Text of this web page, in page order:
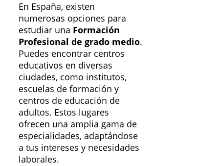
En España, existen
numerosas opciones para
estudiar una Formación
Profesional de grado medio.
Puedes encontrar centros
educativos en diversas
ciudades, como institutos,
escuelas de formación y
centros de educación de
adultos. Estos lugares
ofrecen una amplia gama de
especialidades, adaptándose
a tus intereses y necesidades
laborales.